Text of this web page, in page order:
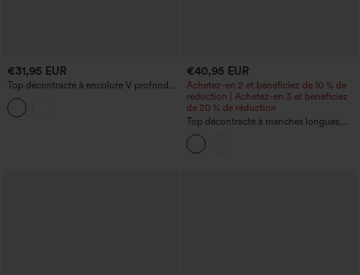
€31,95 EUR
Top décontracté à encolure V profonde,
manches chauve-souris et lien à nouer
dans le dos.
€40,95 EUR
Achetez-en 2 et bénéficiez de 10 % de
réduction | Achetez-en 3 et bénéficiez
de 20 % de réduction
Top décontracté à manches longues,
épaules dénudées en dentelle, avec
soutien‑gorge intégré